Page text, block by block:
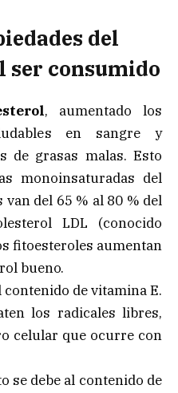
del
ser consumido
, aumentado los
en sangre y
de grasas malas. Esto
monoinsaturadas del
del 65 % al 80 % del
LDL (conocido
fitoesteroles aumentan
bueno.
contenido de vitamina E.
los radicales libres,
celular que ocurre con
se debe al contenido de